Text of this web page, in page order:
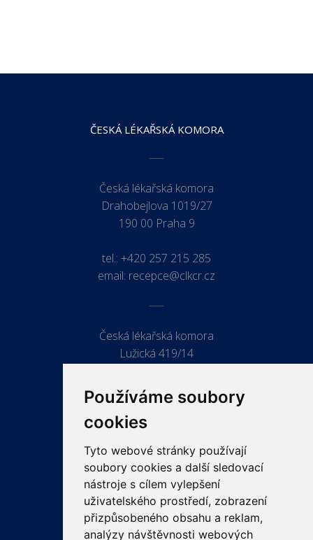
Používáme soubory
cookies
Tyto webové stránky používají
soubory cookies a další sledovací
nástroje s cílem vylepšení
uživatelského prostředí, zobrazení
přizpůsobeného obsahu a reklam,
analýzy návštěvnosti webových
ČESKÁ LÉKAŘSKÁ KOMORA
Česká lékařská komora
Drahobejlova 1019/27
190 00 Praha 9
tel.: +420 257 215 285
email: recepce@clkcr.cz
Česká lékařská komora
Lužická 419/14
ODKAZY
PRO LÉKAŘE
PRO VEŘEJNOST
VZDĚLÁVÁNÍ